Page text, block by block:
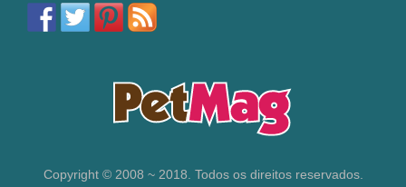
Copyright © 2008 ~ 2018. Todos os direitos reservados.